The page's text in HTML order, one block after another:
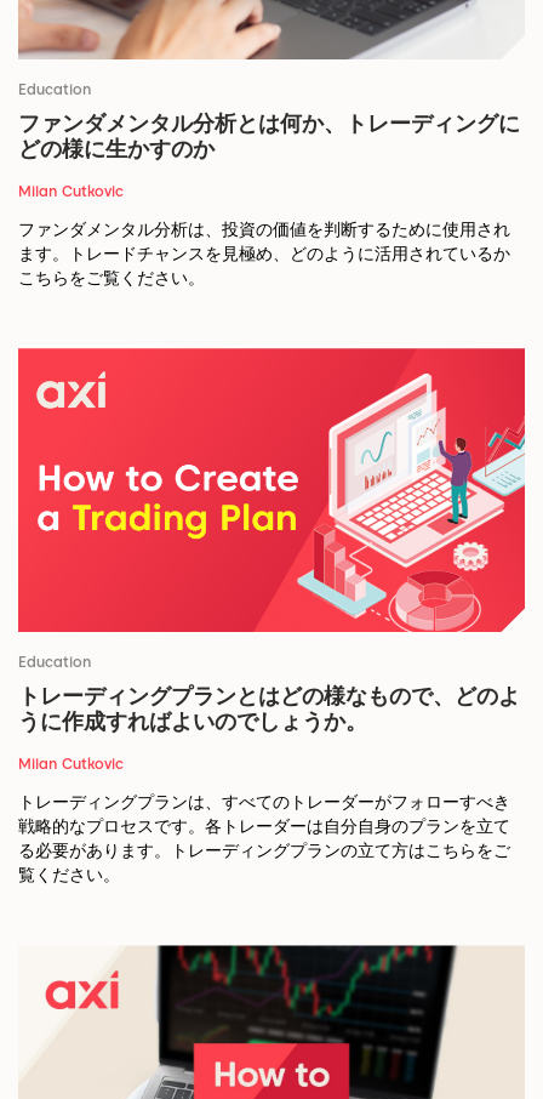
Education
ファンダメンタル分析とは何か、トレーディングに
どの様に生かすのか
Milan Cutkovic
ファンダメンタル分析は、投資の価値を判断するために使用され
ます。トレードチャンスを見極め、どのように活用されているか
こちらをご覧ください。
Education
トレーディングプランとはどの様なもので、どのよ
うに作成すればよいのでしょうか。
Milan Cutkovic
トレーディングプランは、すべてのトレーダーがフォローすべき
戦略的なプロセスです。各トレーダーは自分自身のプランを立て
る必要があります。トレーディングプランの立て方はこちらをご
覧ください。